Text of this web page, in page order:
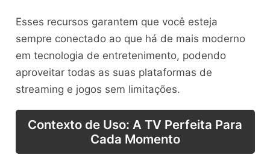
Esses recursos garantem que você esteja
sempre conectado ao que há de mais moderno
em tecnologia de entretenimento, podendo
aproveitar todas as suas plataformas de
streaming e jogos sem limitações.
Contexto de Uso: A TV Perfeita Para
Cada Momento